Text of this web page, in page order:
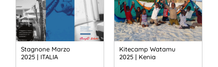
Stagnone Marzo
2025 | ITALIA
Kitecamp Watamu
2025 | Kenia